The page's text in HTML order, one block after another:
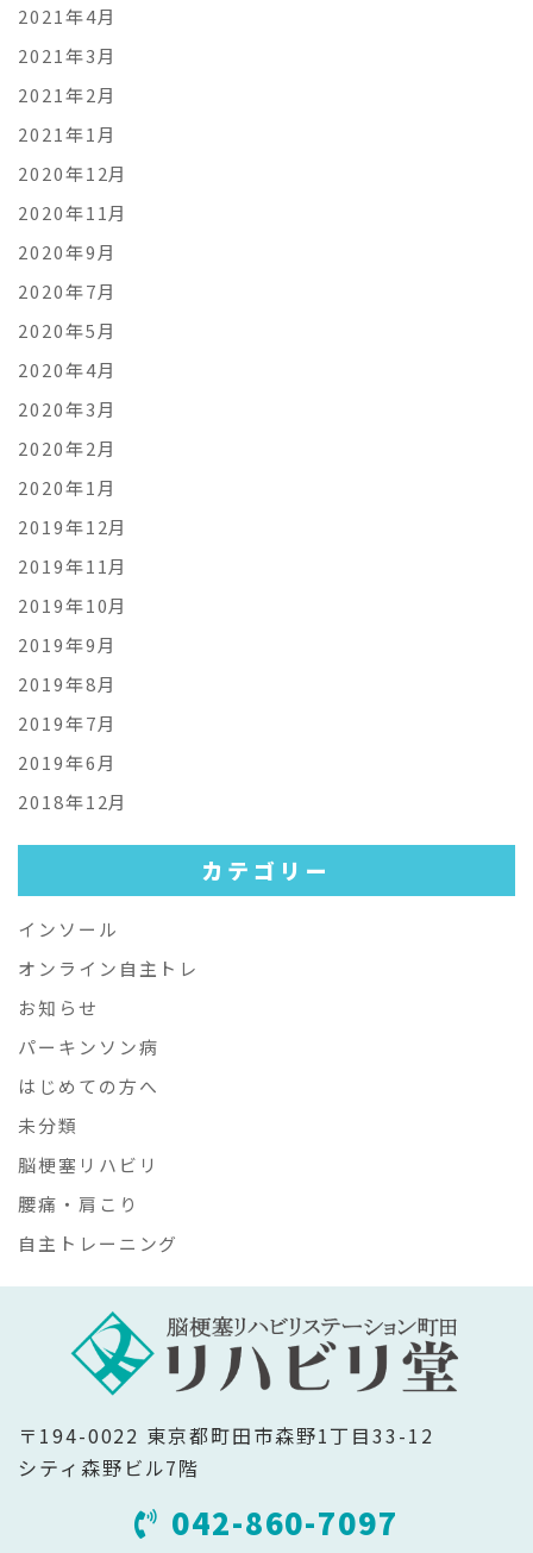
2021年4月
2021年3月
2021年2月
2021年1月
2020年12月
2020年11月
2020年9月
2020年7月
2020年5月
2020年4月
2020年3月
2020年2月
2020年1月
2019年12月
2019年11月
2019年10月
2019年9月
2019年8月
2019年7月
2019年6月
2018年12月
カテゴリー
インソール
オンライン自主トレ
お知らせ
パーキンソン病
はじめての方へ
未分類
脳梗塞リハビリ
腰痛・肩こり
自主トレーニング
〒194-0022 東京都町田市森野1丁目33-12
シティ森野ビル7階
042-860-7097